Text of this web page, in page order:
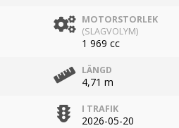
MOTORSTORLEK
(SLAGVOLYM)
1 969 cc
LÄNGD
4,71 m
I TRAFIK
2026-05-20